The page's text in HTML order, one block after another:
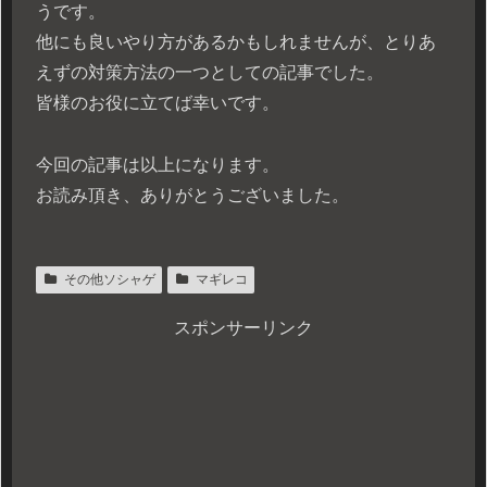
うです。
他にも良いやり方があるかもしれませんが、とりあ
えずの対策方法の一つとしての記事でした。
皆様のお役に立てば幸いです。
今回の記事は以上になります。
お読み頂き、ありがとうございました。
その他ソシャゲ マギレコ
スポンサーリンク